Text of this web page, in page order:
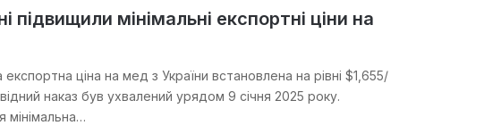
підвищили мінімальні експортні ціни на
експортна ціна на мед з України встановлена на рівні $1,655/
наказ був ухвалений урядом 9 січня 2025 року.
мінімальна…